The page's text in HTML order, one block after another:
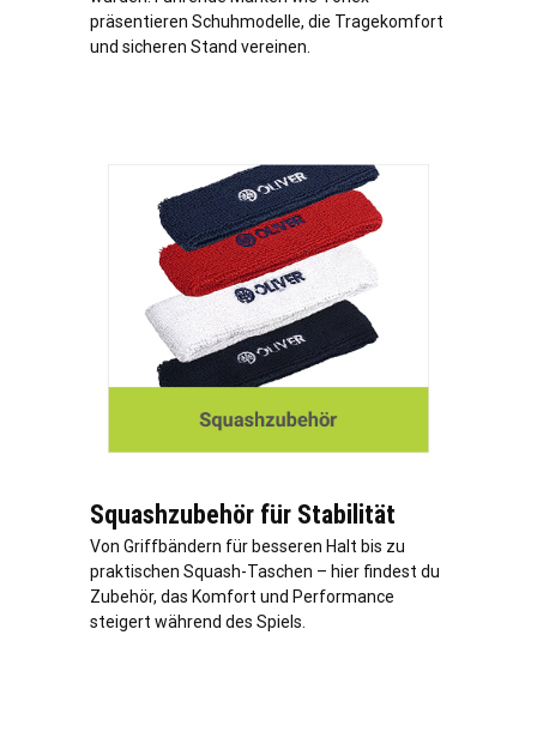
präsentieren Schuhmodelle, die Tragekomfort
und sicheren Stand vereinen.
Squashzubehör für Stabilität
Von Griffbändern für besseren Halt bis zu
praktischen Squash-Taschen – hier findest du
Zubehör, das Komfort und Performance
steigert während des Spiels.